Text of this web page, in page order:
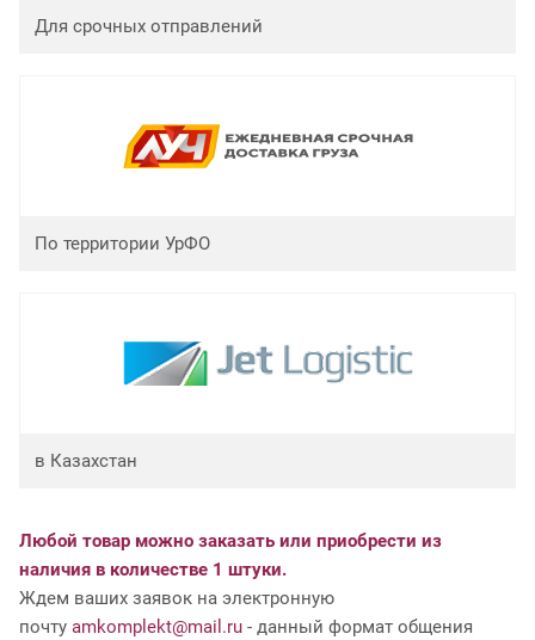
Для срочных отправлений
По территории УрФО
в Казахстан
Любой товар можно заказать или приобрести из
наличия в количестве 1 штуки.
Ждем ваших заявок на электронную
почту amkomplekt@mail.ru - данный формат общения